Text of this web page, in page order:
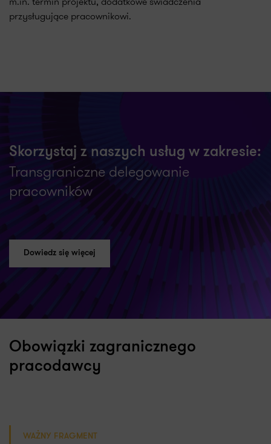
przysługujące pracownikowi.
Skorzystaj z naszych usług w zakresie:
Transgraniczne delegowanie
pracowników
Dowiedz się więcej
Obowiązki zagranicznego
pracodawcy
WAŻNY FRAGMENT